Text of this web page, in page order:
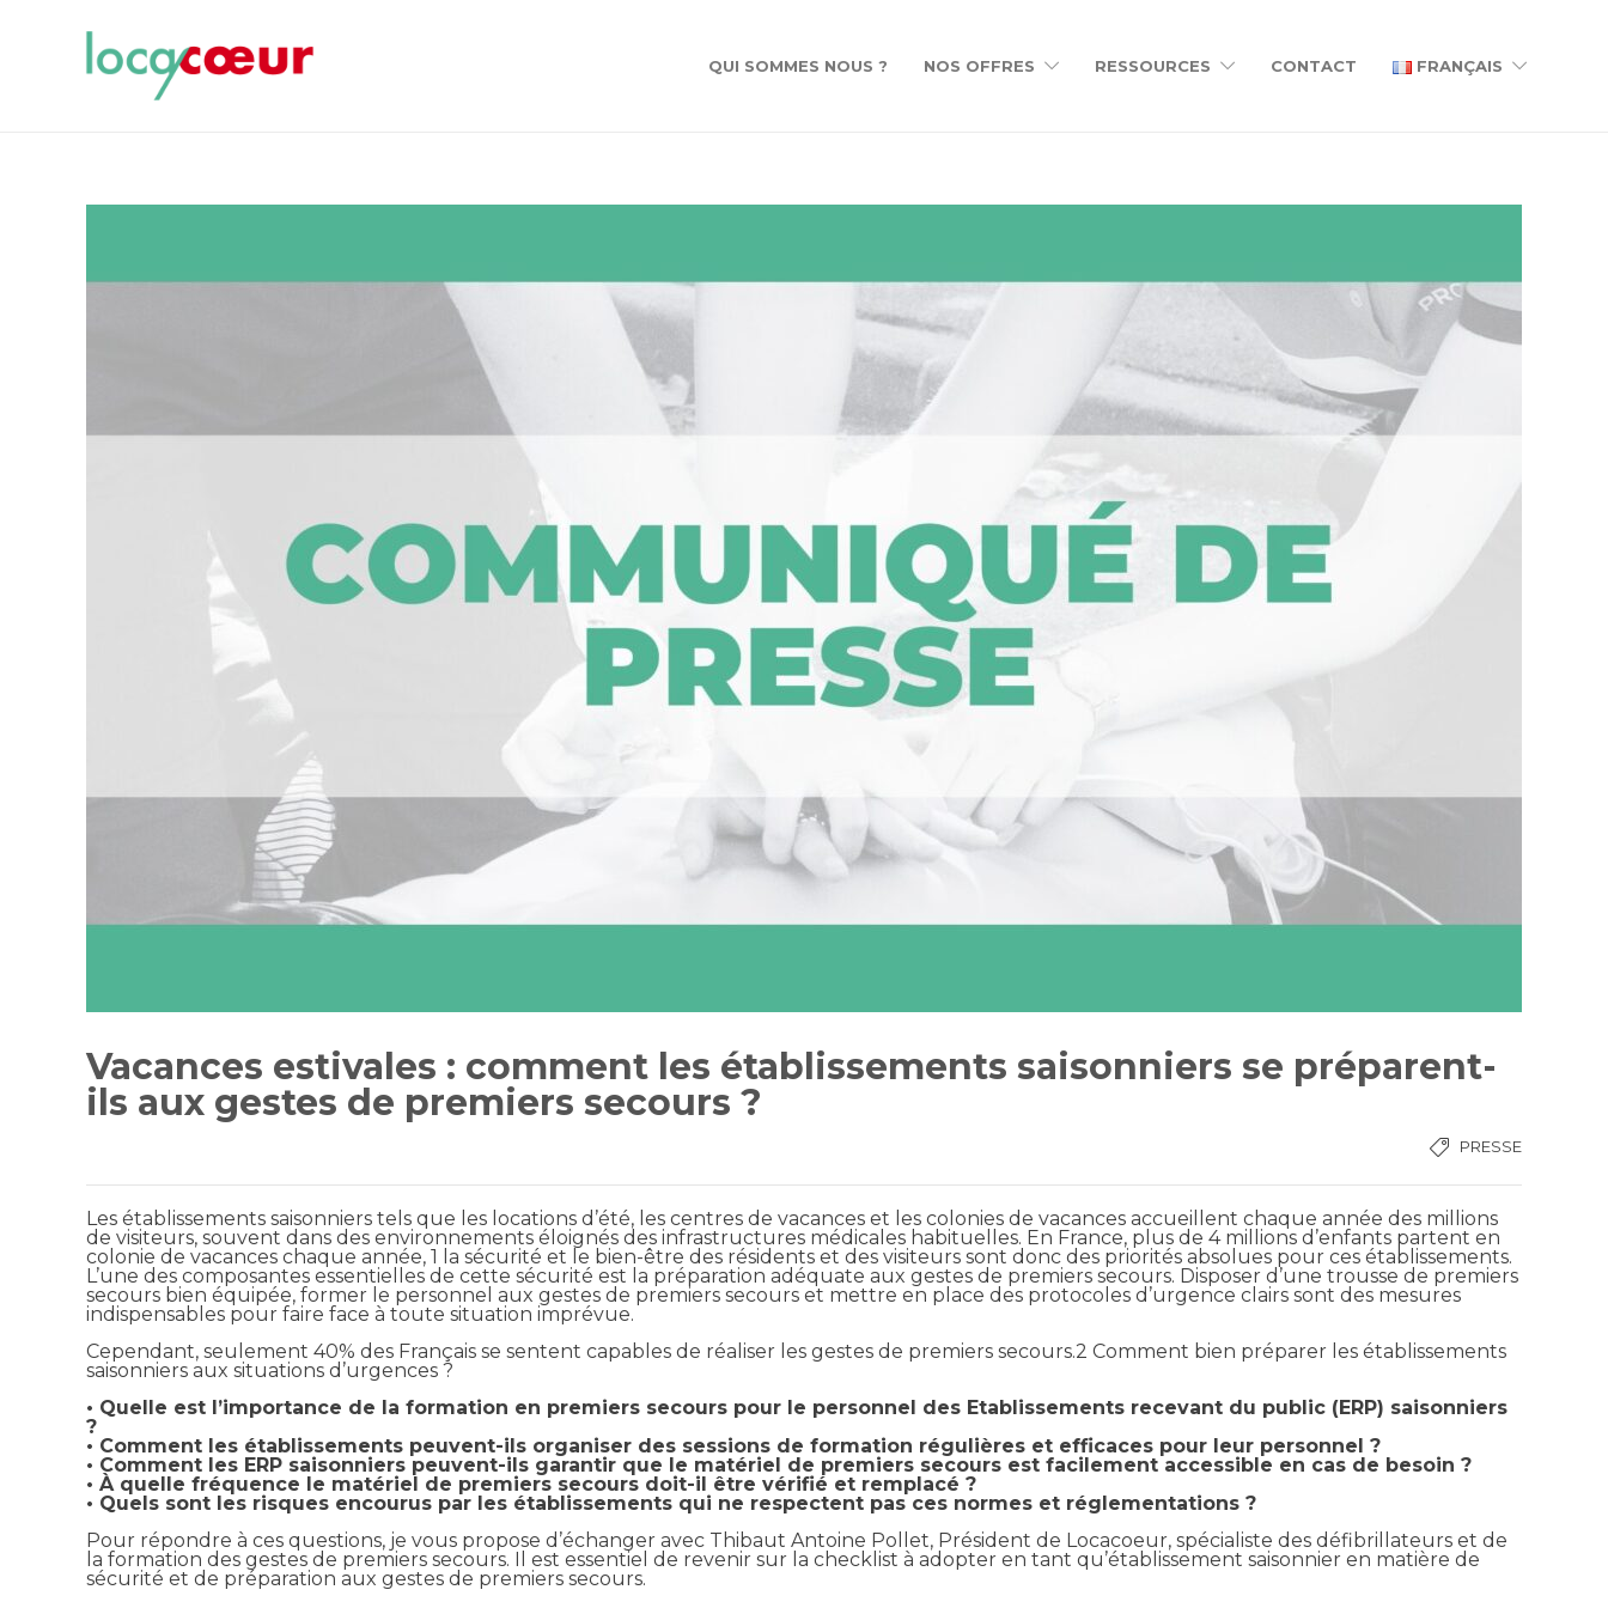
QUI SOMMES NOUS ? NOS OFFRES RESSOURCES CONTACT FRANÇAIS
Vacances estivales : comment les établissements saisonniers se préparent-
ils aux gestes de premiers secours ?
PRESSE
Les établissements saisonniers tels que les locations d’été, les centres de vacances et les colonies de vacances accueillent chaque année des millions
de visiteurs, souvent dans des environnements éloignés des infrastructures médicales habituelles. En France, plus de 4 millions d’enfants partent en
colonie de vacances chaque année, 1 la sécurité et le bien-être des résidents et des visiteurs sont donc des priorités absolues pour ces établissements.
L’une des composantes essentielles de cette sécurité est la préparation adéquate aux gestes de premiers secours. Disposer d’une trousse de premiers
secours bien équipée, former le personnel aux gestes de premiers secours et mettre en place des protocoles d’urgence clairs sont des mesures
indispensables pour faire face à toute situation imprévue.
Cependant, seulement 40% des Français se sentent capables de réaliser les gestes de premiers secours.2 Comment bien préparer les établissements
saisonniers aux situations d’urgences ?
• Quelle est l’importance de la formation en premiers secours pour le personnel des Etablissements recevant du public (ERP) saisonniers
?
• Comment les établissements peuvent-ils organiser des sessions de formation régulières et efficaces pour leur personnel ?
• Comment les ERP saisonniers peuvent-ils garantir que le matériel de premiers secours est facilement accessible en cas de besoin ?
• À quelle fréquence le matériel de premiers secours doit-il être vérifié et remplacé ?
• Quels sont les risques encourus par les établissements qui ne respectent pas ces normes et réglementations ?
Pour répondre à ces questions, je vous propose d’échanger avec Thibaut Antoine Pollet, Président de Locacoeur, spécialiste des défibrillateurs et de
la formation des gestes de premiers secours. Il est essentiel de revenir sur la checklist à adopter en tant qu’établissement saisonnier en matière de
sécurité et de préparation aux gestes de premiers secours.